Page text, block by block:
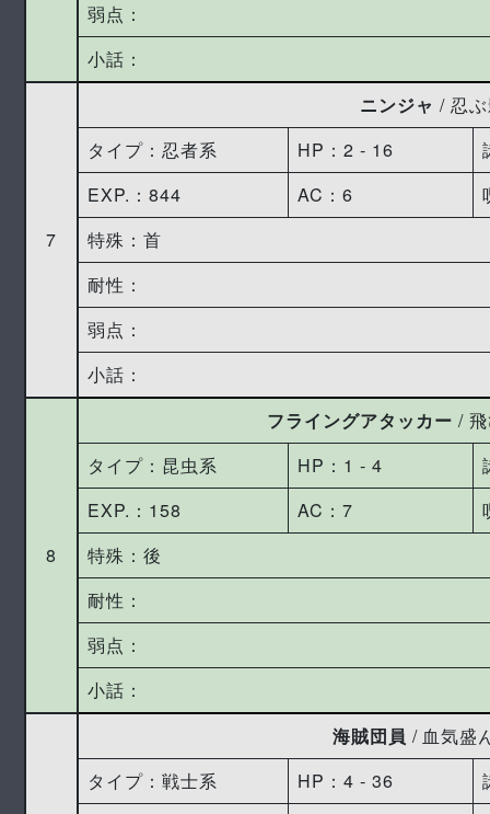
弱点：
小話：
7
ニンジャ / 忍
タイプ：忍者系
HP：2 ‐ 16
EXP.：844
AC：6
特殊：首
耐性：
弱点：
小話：
8
フライングアタッカー /
タイプ：昆虫系
HP：1 ‐ 4
EXP.：158
AC：7
特殊：後
耐性：
弱点：
小話：
海賊団員 / 血気盛
タイプ：戦士系
HP：4 ‐ 36